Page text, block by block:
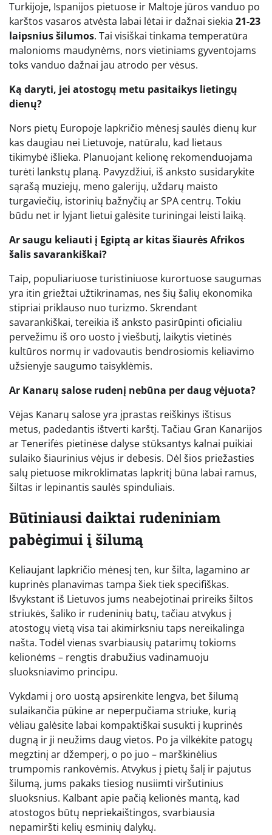
Turkijoje, Ispanijos pietuose ir Maltoje jūros vanduo po
karštos vasaros atvėsta labai lėtai ir dažnai siekia 21-23
laipsnius šilumos. Tai visiškai tinkama temperatūra
malonioms maudynėms, nors vietiniams gyventojams
toks vanduo dažnai jau atrodo per vėsus.
Ką daryti, jei atostogų metu pasitaikys lietingų
dienų?
Nors pietų Europoje lapkričio mėnesį saulės dienų kur
kas daugiau nei Lietuvoje, natūralu, kad lietaus
tikimybė išlieka. Planuojant kelionę rekomenduojama
turėti lankstų planą. Pavyzdžiui, iš anksto susidarykite
sąrašą muziejų, meno galerijų, uždarų maisto
turgaviečių, istorinių bažnyčių ar SPA centrų. Tokiu
būdu net ir lyjant lietui galėsite turiningai leisti laiką.
Ar saugu keliauti į Egiptą ar kitas šiaurės Afrikos
šalis savarankiškai?
Taip, populiariuose turistiniuose kurortuose saugumas
yra itin griežtai užtikrinamas, nes šių šalių ekonomika
stipriai priklauso nuo turizmo. Skrendant
savarankiškai, tereikia iš anksto pasirūpinti oficialiu
pervežimu iš oro uosto į viešbutį, laikytis vietinės
kultūros normų ir vadovautis bendrosiomis keliavimo
užsienyje saugumo taisyklėmis.
Ar Kanarų salose rudenį nebūna per daug vėjuota?
Vėjas Kanarų salose yra įprastas reiškinys ištisus
metus, padedantis ištverti karštį. Tačiau Gran Kanarijos
ar Tenerifės pietinėse dalyse stūksantys kalnai puikiai
sulaiko šiaurinius vėjus ir debesis. Dėl šios priežasties
salų pietuose mikroklimatas lapkritį būna labai ramus,
šiltas ir lepinantis saulės spinduliais.
Būtiniausi daiktai rudeniniam
pabėgimui į šilumą
Keliaujant lapkričio mėnesį ten, kur šilta, lagamino ar
kuprinės planavimas tampa šiek tiek specifiškas.
Išvykstant iš Lietuvos jums neabejotinai prireiks šiltos
striukės, šaliko ir rudeninių batų, tačiau atvykus į
atostogų vietą visa tai akimirksniu taps nereikalinga
našta. Todėl vienas svarbiausių patarimų tokioms
kelionėms – rengtis drabužius vadinamuoju
sluoksniavimo principu.
Vykdami į oro uostą apsirenkite lengva, bet šilumą
sulaikančia pūkine ar neperpučiama striuke, kurią
vėliau galėsite labai kompaktiškai susukti į kuprinės
dugną ir ji neužims daug vietos. Po ja vilkėkite patogų
megztinį ar džemperį, o po juo – marškinėlius
trumpomis rankovėmis. Atvykus į pietų šalį ir pajutus
šilumą, jums pakaks tiesiog nusiimti viršutinius
sluoksnius. Kalbant apie pačią kelionės mantą, kad
atostogos būtų nepriekaištingos, svarbiausia
nepamiršti kelių esminių dalykų.